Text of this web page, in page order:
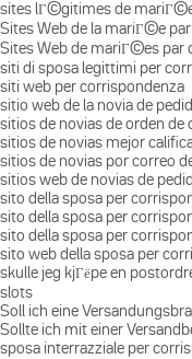
sites lГ©gitimes de
Sites Web de la mariГ©e
Sites Web de mariГ©es par
siti di sposa legittimi per
siti web per corrispondenza
sitio web de la novia de
sitios de novias de orden de
sitios de novias mejor
sitios de novias por correo
sitios web de novias de
sito della sposa per
sito della sposa per
sito della sposa per
sito web della sposa per
skulle jeg kjГёpe en
slots
Soll ich eine
Sollte ich mit einer
sposa interrazziale per